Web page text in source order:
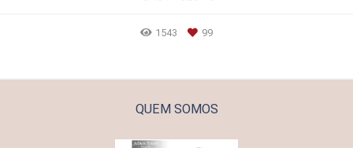
1543 99
QUEM SOMOS